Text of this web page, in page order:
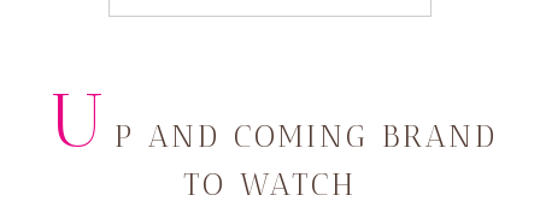
U P AND COMING BRAND
TO WATCH